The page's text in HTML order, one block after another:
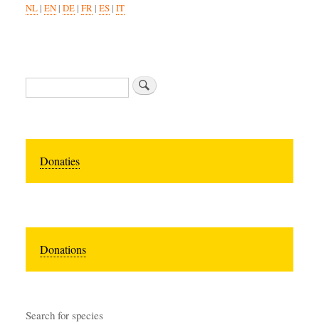
NL| EN| DE| FR| ES| IT
Zoeken
Donaties
Donations
Search for species